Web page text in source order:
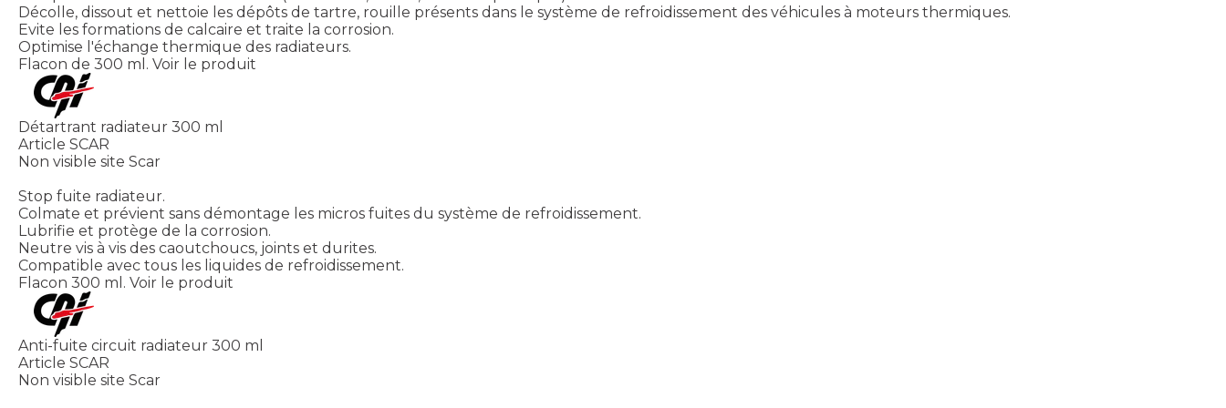
Décolle, dissout et nettoie les dépôts de tartre, rouille présents dans le système de refroidissement des véhicules à moteurs thermiques.
Evite les formations de calcaire et traite la corrosion.
Optimise l'échange thermique des radiateurs.
Flacon de 300 ml. Voir le produit
Détartrant radiateur 300 ml
Article SCAR
Non visible site Scar
Stop fuite radiateur.
Colmate et prévient sans démontage les micros fuites du système de refroidissement.
Lubrifie et protège de la corrosion.
Neutre vis à vis des caoutchoucs, joints et durites.
Compatible avec tous les liquides de refroidissement.
Flacon 300 ml. Voir le produit
Anti-fuite circuit radiateur 300 ml
Article SCAR
Non visible site Scar